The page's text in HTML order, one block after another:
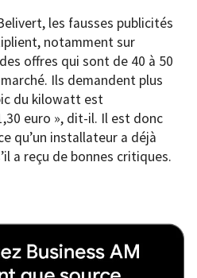
les fausses publicités
notamment sur
offres qui sont de 40 à 50
Ils demandent plus
du kilowatt est
euro », dit-il. Il est donc
qu’un installateur a déjà
a reçu de bonnes critiques.